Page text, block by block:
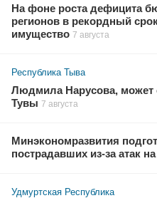
На фоне роста дефицита
регионов в рекордный
имущество 7 августа
Республика Тыва
Людмила Нарусова, может
Тувы 7 августа
Минэкономразвития
пострадавших из-за атак
Удмуртская Республика